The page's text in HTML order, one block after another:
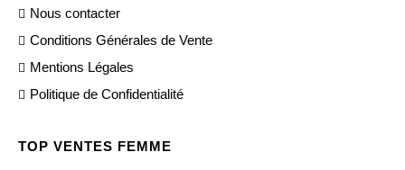
Nous contacter
Conditions Générales de Vente
Mentions Légales
Politique de Confidentialité
TOP VENTES FEMME